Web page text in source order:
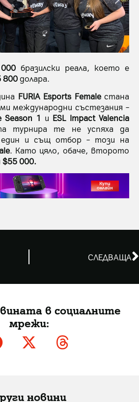
бразилски реала, което е
800долара.
FURIA Esports Femaleстана
международни състезания –
Season 1 и ESL Impact Valencia
турнира те не успяха да
един и същ отбор – този на
. Като цяло, обаче, второто
$55 000.
СЛЕДВАЩА
в социалните
мрежи:
новини